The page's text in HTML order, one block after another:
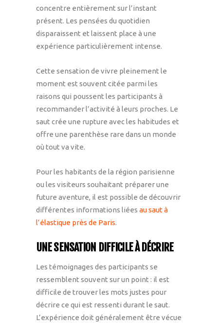
concentre entièrement sur l’instant
présent. Les pensées du quotidien
disparaissent et laissent place à une
expérience particulièrement intense.
Cette sensation de vivre pleinement le
moment est souvent citée parmi les
raisons qui poussent les participants à
recommander l’activité à leurs proches. Le
saut crée une rupture avec les habitudes et
offre une parenthèse rare dans un monde
où tout va vite.
Pour les habitants de la région parisienne
ou les visiteurs souhaitant préparer une
future aventure, il est possible de découvrir
différentes informations liées au saut à
l’élastique près de Paris.
UNE SENSATION DIFFICILE À DÉCRIRE
Les témoignages des participants se
ressemblent souvent sur un point : il est
difficile de trouver les mots justes pour
décrire ce qui est ressenti durant le saut.
L’expérience doit généralement être vécue